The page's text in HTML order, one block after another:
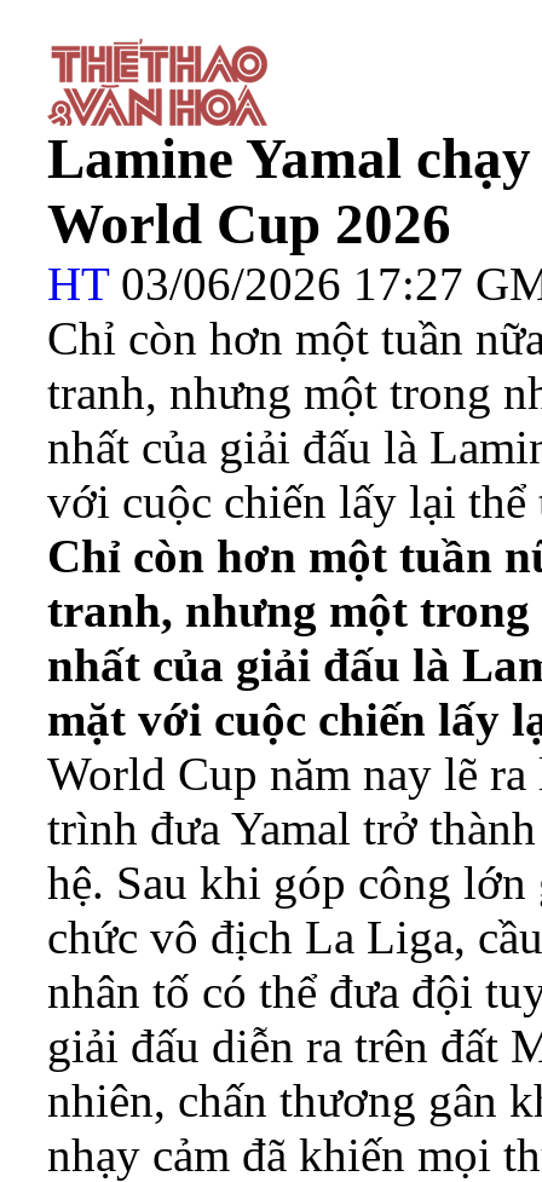
Lamine Yamal
World Cup 2026
HT 03/06/2026 17:27
Chỉ còn hơn một tuần
tranh, nhưng một trong
nhất của giải đấu là
với cuộc chiến lấy lại thể
Chỉ còn hơn một tuần
tranh, nhưng một trong
nhất của giải đấu là
mặt với cuộc chiến lấy
World Cup năm nay lẽ
trình đưa Yamal trở
hệ. Sau khi góp công
chức vô địch La Liga,
nhân tố có thể đưa đội
giải đấu diễn ra trên đất
nhiên, chấn thương gân
nhạy cảm đã khiến mọi